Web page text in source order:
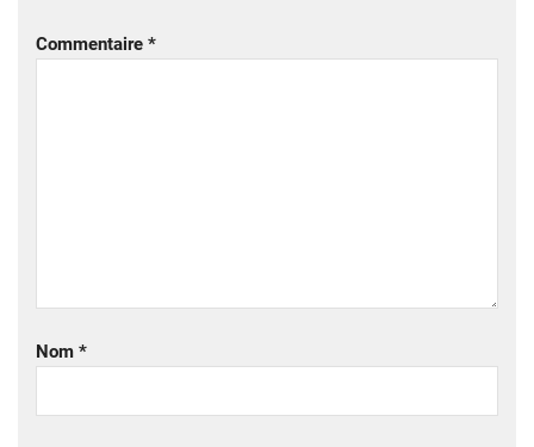
Commentaire *
Nom *